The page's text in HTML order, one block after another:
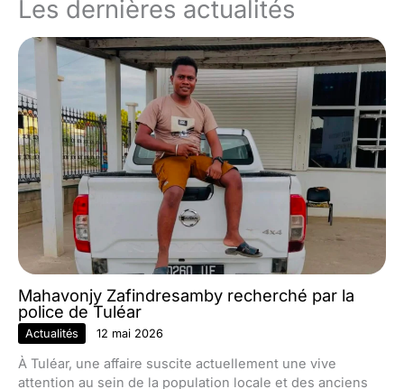
Les dernières actualités
Mahavonjy Zafindresamby recherché par la
police de Tuléar
Actualités 12 mai 2026
À Tuléar, une affaire suscite actuellement une vive
attention au sein de la population locale et des anciens